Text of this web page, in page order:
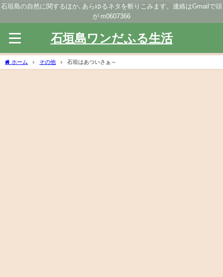
石垣島の自然に関するほか､あらゆるネタを斬りこみます。連絡はGmailで頭
が m0607366
石垣島ワンだふる生活
ホーム その他 石垣はあついさぁ～